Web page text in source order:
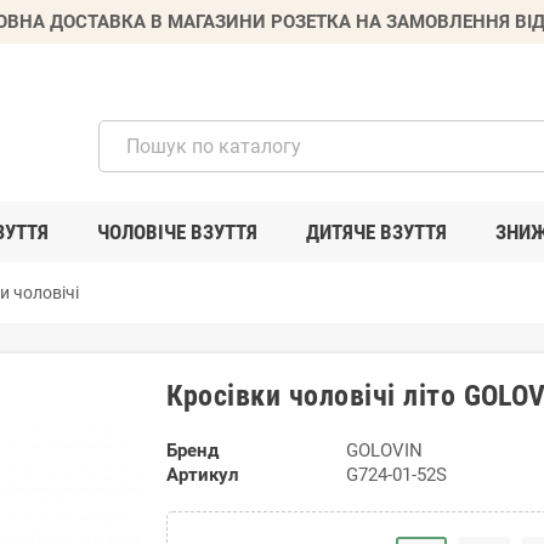
ДОСТАВКА В МАГАЗИНИ РОЗЕТКА НА ЗАМОВЛЕННЯ
ЧОЛОВІЧЕ ВЗУТТЯ ДИТЯЧЕ ВЗУТТЯ
чоловічі
Кросівки чоловічі літо
Бренд
GOLOVIN
Артикул
G724-01-52S